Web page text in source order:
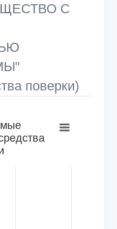
С
поверки)
лабораторией
categories.
Кол-во в шт.. Range: 0